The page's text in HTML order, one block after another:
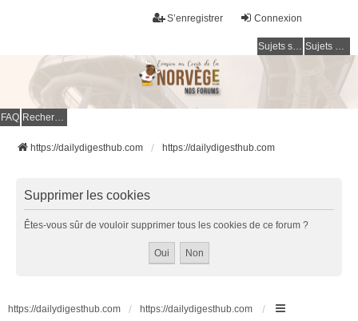
Connexion
S’enregistrer
Sujets sans réponse Sujets actifs
FAQ Rechercher
https://dailydigesthub.com https://dailydigesthub.com
Supprimer les cookies
Êtes-vous sûr de vouloir supprimer tous les cookies de ce forum ?
https://dailydigesthub.com https://dailydigesthub.com